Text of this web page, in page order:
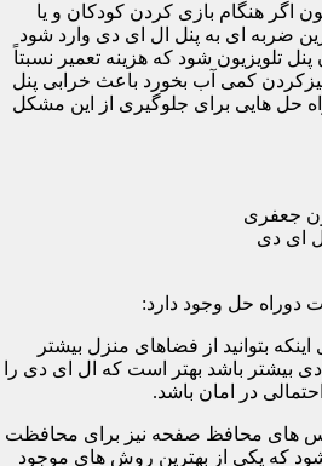
اگر هنگام بازی کردن کودکان و یا
ضربه ای به پنل ال ای دی وارد شود
تلویزیون شود که هزینه تعمیر نسبتاً
کمی آب بخورد باعث خرابی پنل
حل هایی برای جلوگیری از این مشکل
جعفری
ای دی
دوراه حل وجود دارد:
بتوانید از فضاهای منزل بیشتر
دی بیشتر باشد بهتر است که ال ای دی را
در امان باشد.
های محافظ صفحه نیز برای محافظت
که یکی از بهترین روش های موجود